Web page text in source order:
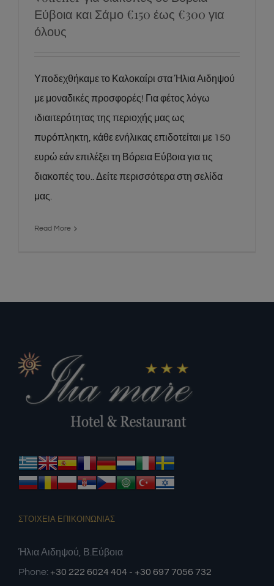
Εύβοια και Σάμο €150 έως €300 για
όλους
Υποδεχθήκαμε το Καλοκαίρι στα Ήλια Αιδηψού
με μοναδικές προσφορές! Για φέτος λόγω
ιδιαιτερότητας της περιοχής μας ως
πυρόπληκτη, κάθε ενήλικας επιδοτείται με 150
ευρώ εάν επιλέξει τη Βόρεια Εύβοια για τις
διακοπές του.. Δείτε περισσότερα στη σελίδα
μας.
Read More
ΣΤΟΙΧΕΙΑ ΕΠΙΚΟΙΝΩΝΙΑΣ
Ήλια Αιδηψού, Β.Εύβοια
Phone: +30 222 6024 404 - +30 697 7056 732